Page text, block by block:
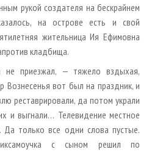
рукой создателя на бескрайнем
на острове есть и свой
жительница Ия Ефимовна
кладбища.
приезжал, — тяжело вздыхая,
Вознесенья вот был на праздник, и
реставрировали, да потом украли
и выгнали… Телевидение местное
Да только все одни слова пустые.
с сыном решил по